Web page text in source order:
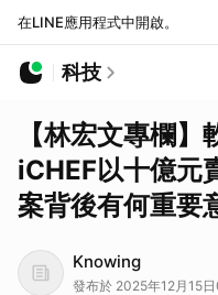
在LINE應用程式中開啟。
科技
【林宏文專欄
iCHEF以十億元
案背後有何重要
Knowing
發布於 2025年12月15